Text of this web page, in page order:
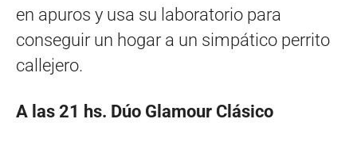
en apuros y usa su laboratorio para
conseguir un hogar a un simpático perrito
callejero.
A las 21 hs. Dúo Glamour Clásico